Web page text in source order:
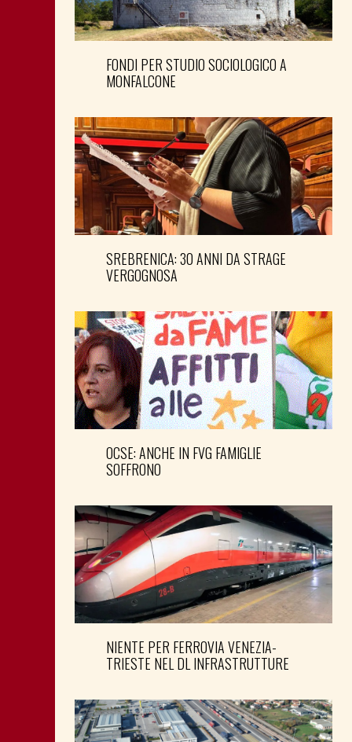
FONDI PER STUDIO SOCIOLOGICO A
MONFALCONE
SREBRENICA: 30 ANNI DA STRAGE
VERGOGNOSA
OCSE: ANCHE IN FVG FAMIGLIE
SOFFRONO
NIENTE PER FERROVIA VENEZIA-
TRIESTE NEL DL INFRASTRUTTURE